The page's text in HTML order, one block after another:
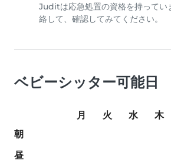
Juditは応急処置の資格を持って
絡して、確認してみてください。
ベビーシッター可能日
月 火 水 木
朝
昼